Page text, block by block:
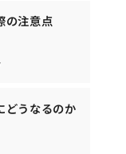
の注意点
どうなるのか